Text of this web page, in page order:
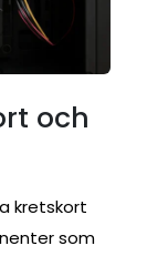
och
kretskort
som